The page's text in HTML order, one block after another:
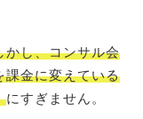
かし、コンサル会
課金に変えている
にすぎません。